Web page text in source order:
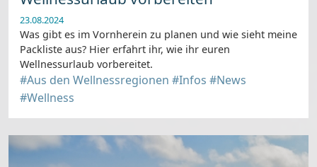
23.08.2024
Was gibt es im Vornherein zu planen und wie sieht meine
Packliste aus? Hier erfahrt ihr, wie ihr euren
Wellnessurlaub vorbereitet.
#Aus den Wellnessregionen #Infos #News
#Wellness